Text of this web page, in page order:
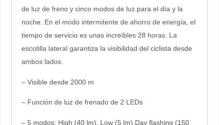
de luz de freno y cinco modos de luz para el día y la
noche. En el modo intermitente de ahorro de energía, el
tiempo de servicio es unas increíbles 28 horas. La
escotilla lateral garantiza la visibilidad del ciclista desde
ambos lados.
– Visible desde 2000 m
– Función de luz de frenado de 2 LEDs
– 5 modos: High (40 lm), Low (5 lm),Day flashing (150